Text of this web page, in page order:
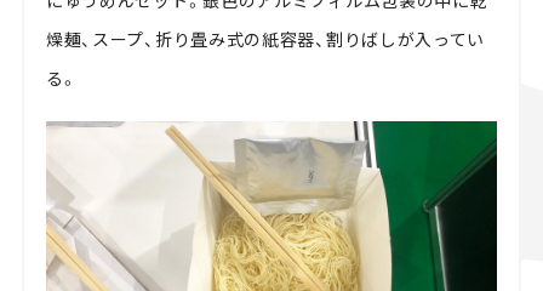
燥麺、スープ、折り畳み式の紙容器、割りばしが入ってい
る。